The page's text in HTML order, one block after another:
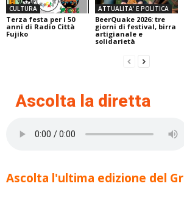
CULTURA
Terza festa per i 50
anni di Radio Città
Fujiko
ATTUALITA' E POLITICA
BeerQuake 2026: tre
giorni di festival, birra
artigianale e
solidarietà
Ascolta la diretta
Ascolta l'ultima edizione del Gr